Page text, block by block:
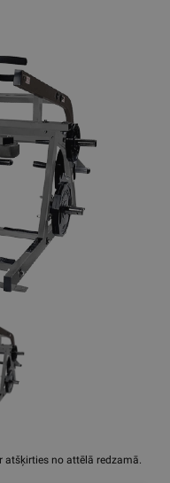
no attēlā redzamā.